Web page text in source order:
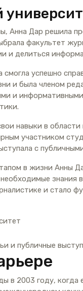
Анна Дар решила
факультет
и делиться
успешно
и была членом
и
навыки в
участником
с
в жизни Анны
знания
и стало
и публичные
в 2003 году, когда